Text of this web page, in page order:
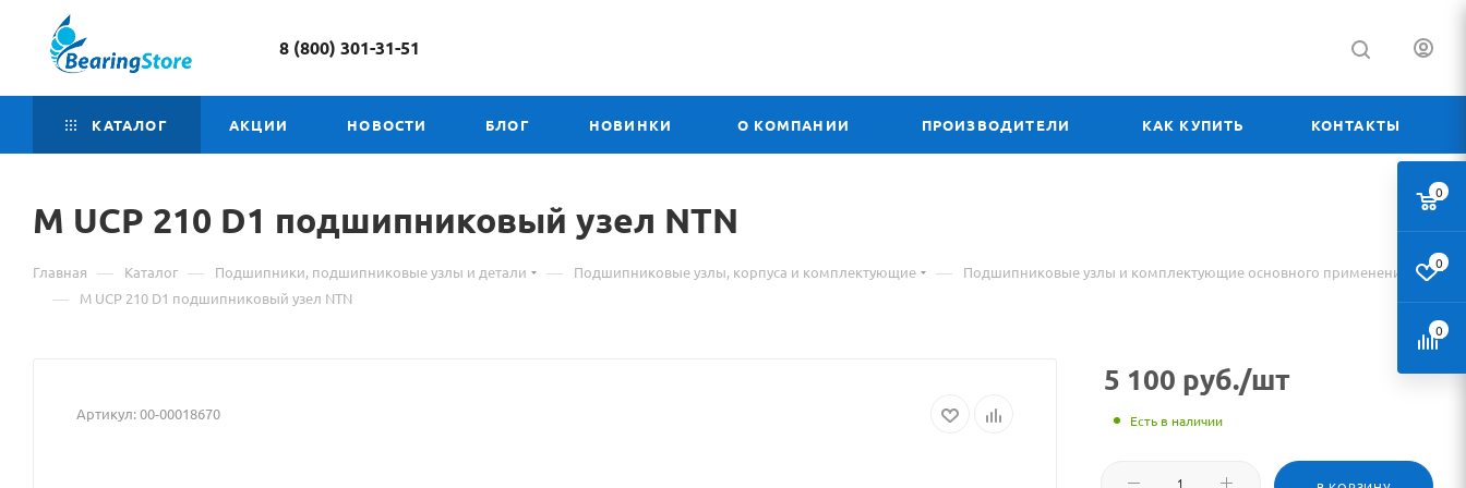
8 (800) 301-31-51
КАТАЛОГ АКЦИИ НОВОСТИ БЛОГ НОВИНКИ О КОМПАНИИ ПРОИЗВОДИТЕЛИ КАК КУПИТЬ КОНТАКТЫ
M UCP 210 D1 Материал
о
товаре
подшипниковый узел NTN
Главная — Каталог — Подшипники, подшипниковые узлы и детали — Подшипниковые узлы, корпуса и комплектующие — Подшипниковые узлы и комплектующие основного применения
— M UCP 210 D1 подшипниковый узел NTN
Артикул:00-00018670
5 100 руб./шт
Есть в наличии
0
0
0